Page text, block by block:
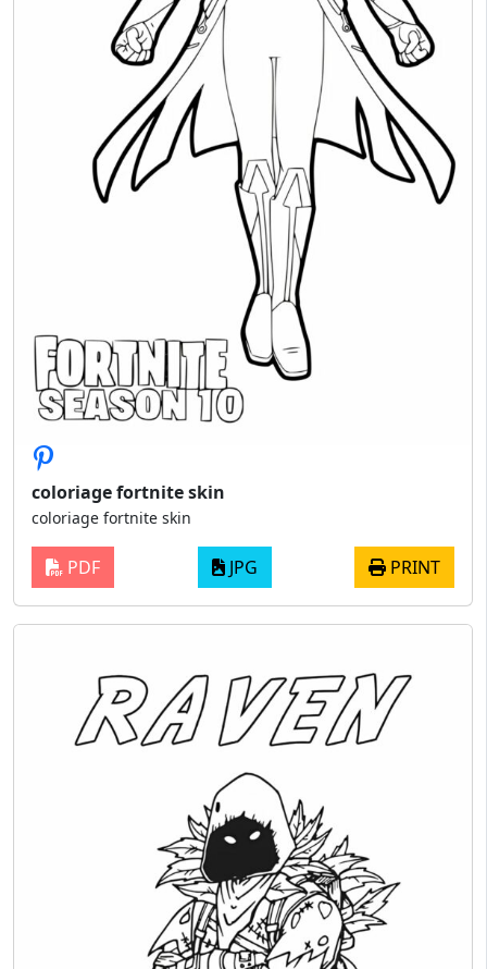
coloriage fortnite skin
coloriage fortnite skin
PDF JPG PRINT